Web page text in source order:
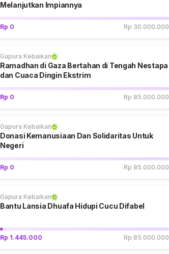
Melanjutkan Impiannya
Rp 0 Rp 30.000.000
Gapura Kebaikan
Ramadhan di Gaza Bertahan di Tengah Nestapa
dan Cuaca Dingin Ekstrim
Rp 0 Rp 85.000.000
Gapura Kebaikan
Donasi Kemanusiaan Dan Solidaritas Untuk
Negeri
Rp 0 Rp 85.000.000
Gapura Kebaikan
Bantu Lansia Dhuafa Hidupi Cucu Difabel
Rp 1.445.000 Rp 85.000.000